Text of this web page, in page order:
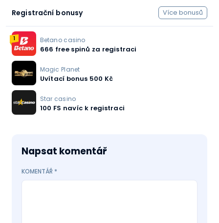
Registrační bonusy Více bonusů
1 Betano casino
666 free spinů za registraci
Magic Planet
Uvítací bonus 500 Kč
Star casino
100 FS navíc k registraci
Napsat komentář
KOMENTÁŘ *